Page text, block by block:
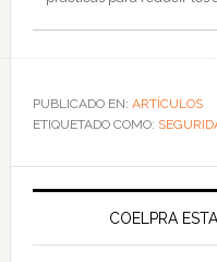
PUBLICADO EN: ARTÍCULOS
ETIQUETADO COMO:
COELPRA